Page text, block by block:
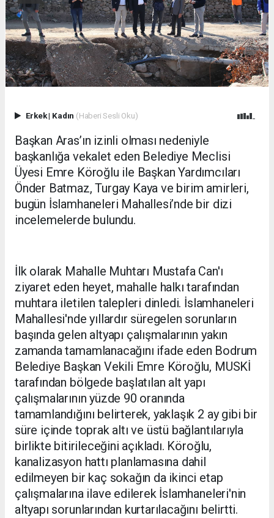
Erkek| Kadın (Haberi Sesli Oku)
Başkan Aras’ın izinli olması nedeniyle
başkanlığa vekalet eden Belediye Meclisi
Üyesi Emre Köroğlu ile Başkan Yardımcıları
Önder Batmaz, Turgay Kaya ve birim amirleri,
bugün İslamhaneleri Mahallesi’nde bir dizi
incelemelerde bulundu.
İlk olarak Mahalle Muhtarı Mustafa Can'ı
ziyaret eden heyet, mahalle halkı tarafından
muhtara iletilen talepleri dinledi. İslamhaneleri
Mahallesi'nde yıllardır süregelen sorunların
başında gelen altyapı çalışmalarının yakın
zamanda tamamlanacağını ifade eden Bodrum
Belediye Başkan Vekili Emre Köroğlu, MUSKİ
tarafından bölgede başlatılan alt yapı
çalışmalarının yüzde 90 oranında
tamamlandığını belirterek, yaklaşık 2 ay gibi bir
süre içinde toprak altı ve üstü bağlantılarıyla
birlikte bitirileceğini açıkladı. Köroğlu,
kanalizasyon hattı planlamasına dahil
edilmeyen bir kaç sokağın da ikinci etap
çalışmalarına ilave edilerek İslamhaneleri'nin
altyapı sorunlarından kurtarılacağını belirtti.